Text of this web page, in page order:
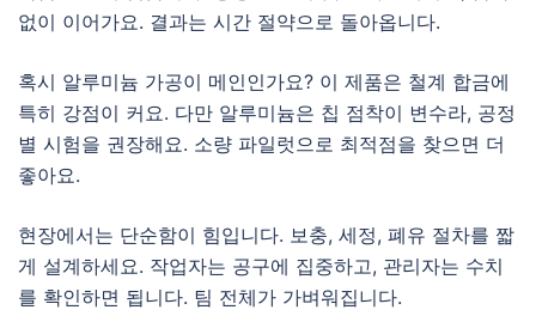
없이 이어가요. 결과는 시간 절약으로 돌아옵니다.
혹시 알루미늄 가공이 메인인가요? 이 제품은 철계 합금에
특히 강점이 커요. 다만 알루미늄은 칩 점착이 변수라, 공정
별 시험을 권장해요. 소량 파일럿으로 최적점을 찾으면 더
좋아요.
현장에서는 단순함이 힘입니다. 보충, 세정, 폐유 절차를 짧
게 설계하세요. 작업자는 공구에 집중하고, 관리자는 수치
를 확인하면 됩니다. 팀 전체가 가벼워집니다.